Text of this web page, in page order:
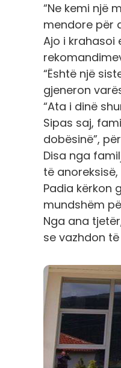
“Ne kemi një
mendore për
Ajo i krahasoi
“Është një
gjeneron
“Ata i dinë
Sipas saj,
dobësinë”,
Disa nga
të
Padia kërkon
mundshëm
Nga ana
se vazhdon